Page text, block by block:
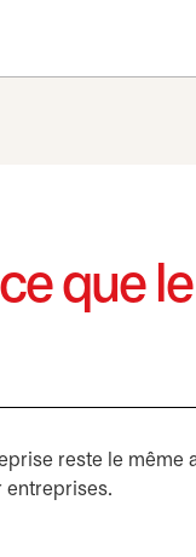
que
reste le même
entreprises.